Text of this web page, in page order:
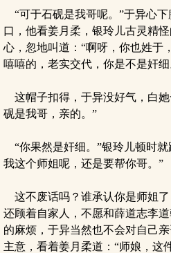
“可于石砚是我哥呢。”于异心
口，他看姜月柔，银玲儿古灵精
心，忽地叫道：“啊呀，你也姓于
嘻嘻的，老实交代，你是不是奸细
这帽子扣得，于异没好气，白
砚是我哥，亲的。”
“你果然是奸细。”银玲儿顿时
我这个师姐呢，还是要帮你哥。”
这不废话吗？谁承认你是师姐
还顾着自家人，不愿和薛道志李
的麻烦，于异当然也不会对自己
主意，看着姜月柔道：“师娘，这